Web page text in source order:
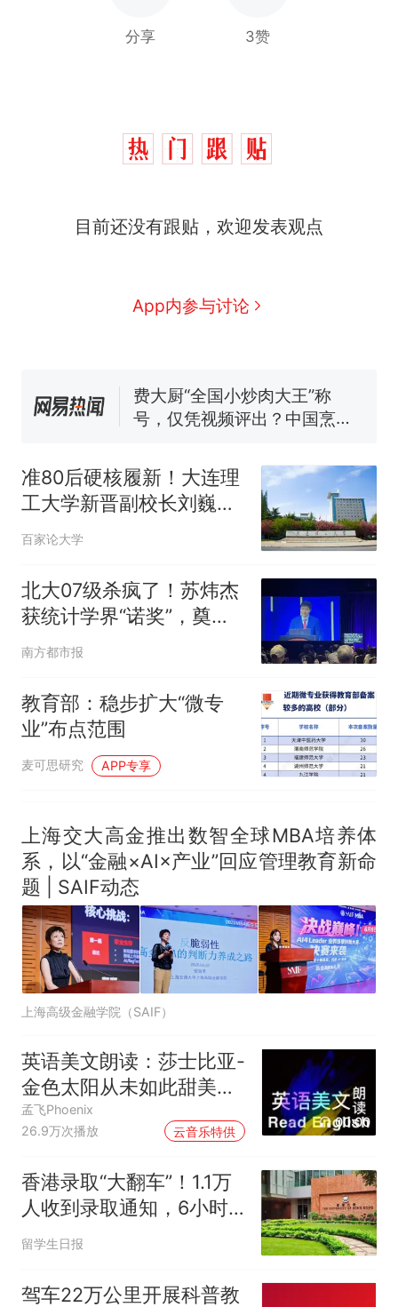
分享 3赞
目前还没有跟贴，欢迎发表观点
App内参与讨论
人生
新 制裁瓜子饺子，美国怕什
协会回应
男子上山采菌偶然发现鸡枞菌
窝，原地守1天等它长大：挖了
回大海 目击者直呼震惊 （视频
来源：参考消息）
笔试第一被第二名传话劝弃考
官方通报
那个在床头放菜刀的女孩，
人生
准80后硬核履新！大连理
工大学新晋副校长刘巍，
三年连跳实力出圈
百家论大学
北大07级杀疯了！苏炜杰
获统计学界“诺奖”，奠基
AI统计
南方都市报
教育部：稳步扩大“微专
业”布点范围
麦可思研究 APP专享
上海交大高金推出数智全球MBA培养体
系，以“金融×AI×产业”回应管理教育新命
题 | SAIF动态
上海高级金融学院（SAIF）
英语美文朗读：莎士比亚-
金色太阳从未如此甜美吻
过
孟飞Phoenix
26.9万次播放
云音乐特供
00:00
香港录取“大翻车”！1.1万
人收到录取通知，6小时
后被告知：发错了
留学生日报
驾车22万公里开展科普教